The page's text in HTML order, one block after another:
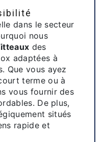
dans le secteur
nous
des
adaptées à
Que vous ayez
terme ou à
vous fournir des
De plus,
situés
rapide et